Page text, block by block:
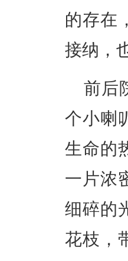
的存在
接纳，
前后
个小喇
生命的
一片浓
细碎的
花枝，